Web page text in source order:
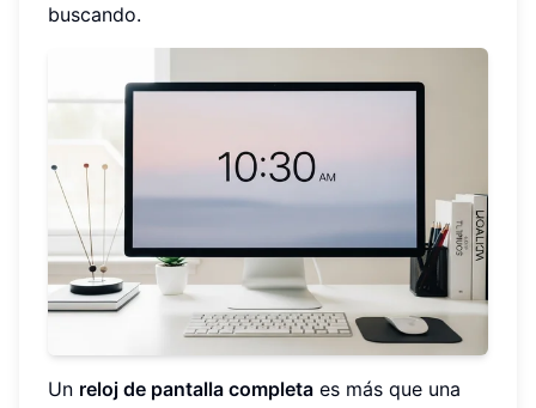
buscando.
Un reloj de pantalla completa es más que una